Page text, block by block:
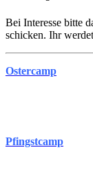
Bei Interesse bitte
schicken. Ihr
Ostercamp
Pfingstcamp